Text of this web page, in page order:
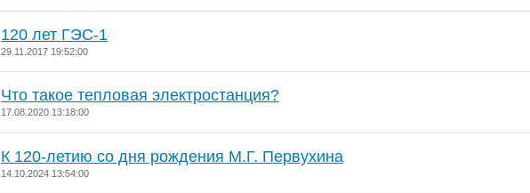
120 лет ГЭС-1
29.11.2017 19:52:00
Что такое тепловая электростанция?
17.08.2020 13:18:00
К 120-летию со дня рождения М.Г. Первухина
14.10.2024 13:54:00